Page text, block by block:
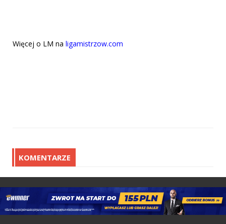
Więcej o LM na ligamistrzow.com
KOMENTARZE